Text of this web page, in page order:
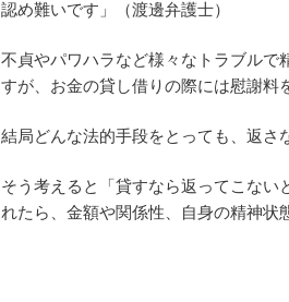
認め難いです」（渡邊弁護士）
不貞やパワハラなど様々なトラブルで
すが、お金の貸し借りの際には慰謝料
結局どんな法的手段をとっても、返
そう考えると「貸すなら返ってこない
れたら、金額や関係性、自身の精神状